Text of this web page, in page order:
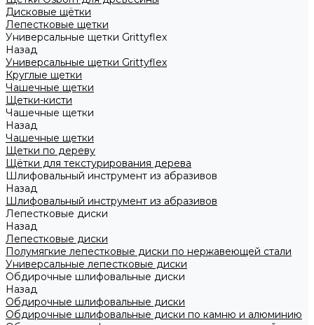
Дисковые щётки
Лепестковые щетки
Универсальные щетки Grittyflex
Назад
Универсальные щетки Grittyflex
Круглые щетки
Чашечные щетки
Щетки-кисти
Чашечные щетки
Назад
Чашечные щетки
Щетки по дереву
Щётки для текстурирования дерева
Шлифовальный инструмент из абразивов
Назад
Шлифовальный инструмент из абразивов
Лепестковые диски
Назад
Лепестковые диски
Полумягкие лепестковые диски по нержавеющей стали
Универсальные лепестковые диски
Обдирочные шлифовальные диски
Назад
Обдирочные шлифовальные диски
Обдирочные шлифовальные диски по камню и алюминию